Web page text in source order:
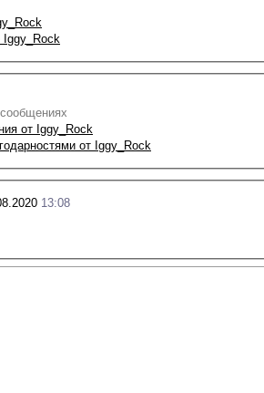
от Iggy_Rock
от Iggy_Rock
13:08